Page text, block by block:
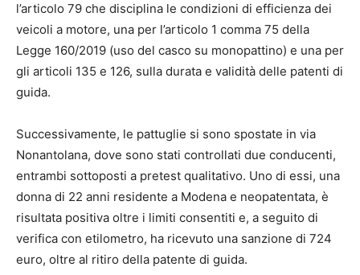
l’articolo 79 che disciplina le condizioni di efficienza dei
veicoli a motore, una per l’articolo 1 comma 75 della
Legge 160/2019 (uso del casco su monopattino) e una per
gli articoli 135 e 126, sulla durata e validità delle patenti di
guida.
Successivamente, le pattuglie si sono spostate in via
Nonantolana, dove sono stati controllati due conducenti,
entrambi sottoposti a pretest qualitativo. Uno di essi, una
donna di 22 anni residente a Modena e neopatentata, è
risultata positiva oltre i limiti consentiti e, a seguito di
verifica con etilometro, ha ricevuto una sanzione di 724
euro, oltre al ritiro della patente di guida.